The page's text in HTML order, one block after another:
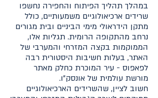
במהלך תהליך הפיתוח והחפירה נחשפו
שרידים ארכיאולוגיים משמעותיים, כולל
מתקן הידראולי מימי הביניים ובית מגורים
נרחב מהתקופה הרומית. תגליות אלו,
הממוקמות בקצה המזרחי והמערבי של
האתר, בעלות חשיבות היסטורית רבה
לפאפוס - עיר המוכרת כחלק מאתר
מורשת עולמית של אונסק"ו.
חשוב לציין, שהשרידים הארכיאולוגיים